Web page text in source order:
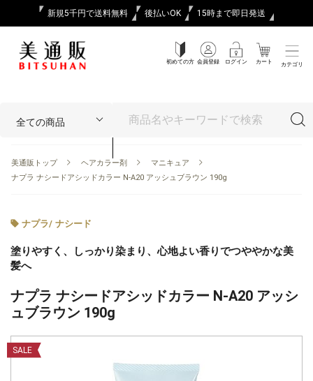
新規5千円で送料無料 後払いOK 15時まで即日発送
初めての方 会員登録 ログイン カート カテゴリ
美通販トップ ヘアカラー剤
マニキュア
ナプラ ナシードアシッドカラー N-A20 アッシュブラウン 190g
ナプラ/ ナシード
塗りやすく、しっかり染まり、心地よい香りでつややかな美
髪へ
ナプラ ナシードアシッドカラー N-A20 アッシ
ュブラウン 190g
SALE